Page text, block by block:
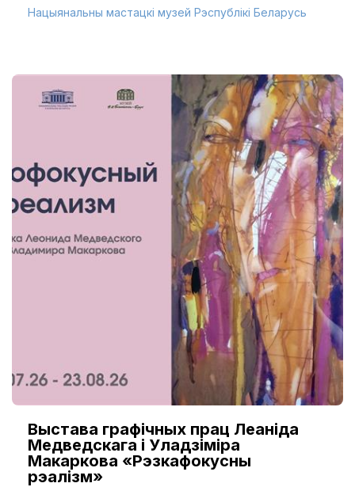
Нацыянальны мастацкі музей Рэспублікі Беларусь
Выстава графічных прац Леаніда
Медведскага і Уладзіміра
Макаркова «Рэзкафокусны
рэалізм»